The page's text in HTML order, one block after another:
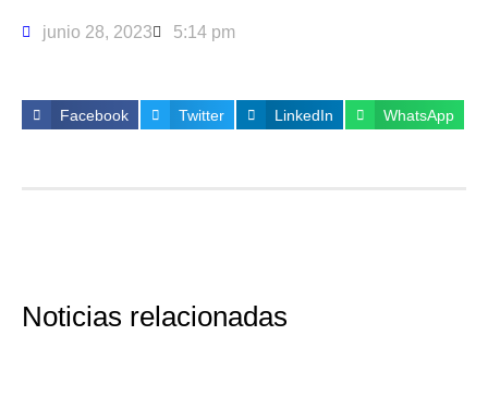
junio 28, 2023 5:14 pm
Facebook Twitter LinkedIn WhatsApp
Noticias relacionadas